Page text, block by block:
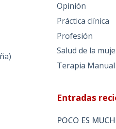
Opinión
Práctica clínica
Profesión
Salud de la
Terapia Manual
Entradas
POCO ES